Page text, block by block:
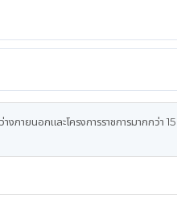
ยนอกและโครงการราชการมากกว่า